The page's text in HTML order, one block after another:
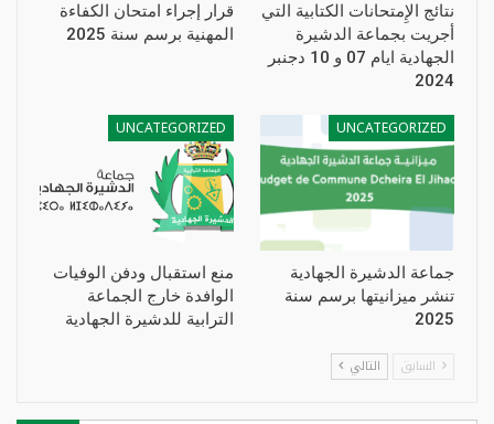
نتائج الإِمتحانات الكتابية التي
أجريت بجماعة الدشيرة
الجهادية ايام 07 و 10 دجنبر
2024
قرار إجراء امتحان الكفاءة
المهنية برسم سنة 2025
UNCATEGORIZED
جماعة الدشيرة الجهادية
تنشر ميزانيتها برسم سنة
2025
UNCATEGORIZED
منع استقبال ودفن الوفيات
الوافدة خارج الجماعة
الترابية للدشيرة الجهادية
السابق التالي